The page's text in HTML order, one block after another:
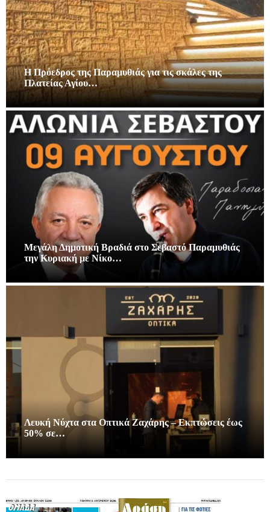
Η Πρόεδρος της Παραμυθιάς για τις σκάλες της
Πλατείας Αγίου…
Μεγάλη Δημοτική Βραδιά στο Σεβαστό Παραμυθιάς
την Κυριακή με Νίκο…
Λευκή Νύχτα στα Οπτικά Ζαχάρης – Εκπτώσεις έως
50% σε…